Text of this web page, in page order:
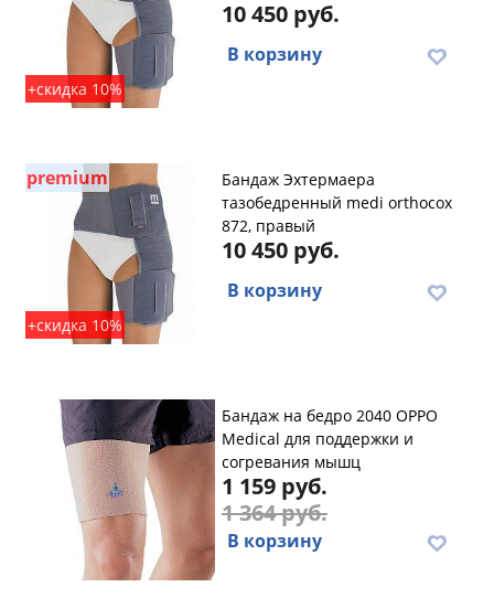
+скидка 10%
10 450 руб.
В корзину
premium
+скидка 10%
Бандаж Эхтермаера
тазобедренный medi orthocox
872, правый
10 450 руб.
В корзину
Бандаж на бедро 2040 OPPO
Medical для поддержки и
согревания мышц
1 159 руб.
1 364 руб.
В корзину